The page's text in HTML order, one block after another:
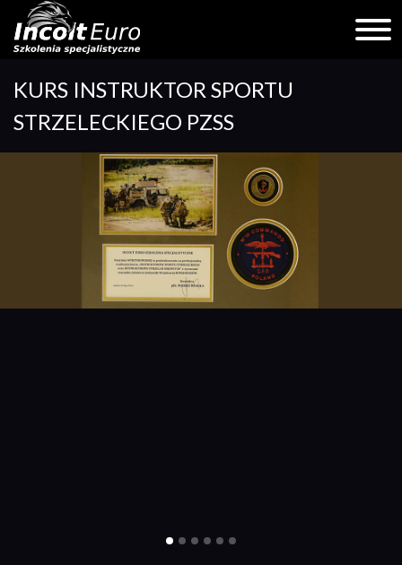
content
KURS INSTRUKTOR SPORTU
STRZELECKIEGO PZSS